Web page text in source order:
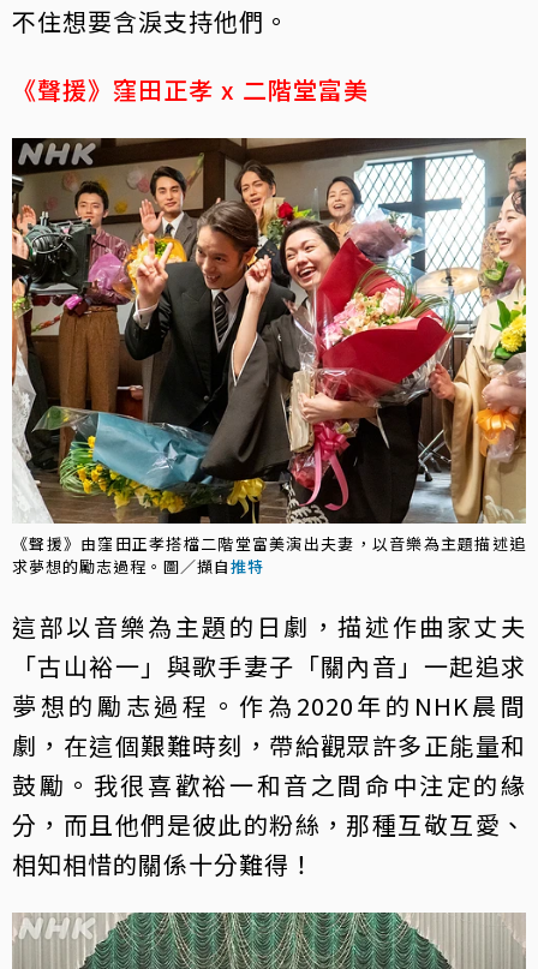
不住想要含淚支持他們。
《聲援》窪田正孝 x 二階堂富美
《聲援》由窪田正孝搭檔二階堂富美演出夫妻，以音樂為主題描述追
求夢想的勵志過程。圖／擷自推特
這部以音樂為主題的日劇，描述作曲家丈夫
「古山裕一」與歌手妻子「關內音」一起追求
夢想的勵志過程。作為2020年的NHK晨間
劇，在這個艱難時刻，帶給觀眾許多正能量和
鼓勵。我很喜歡裕一和音之間命中注定的緣
分，而且他們是彼此的粉絲，那種互敬互愛、
相知相惜的關係十分難得！